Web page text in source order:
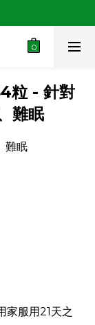
粒 - 針對
難眠
難眠
家服用21天之